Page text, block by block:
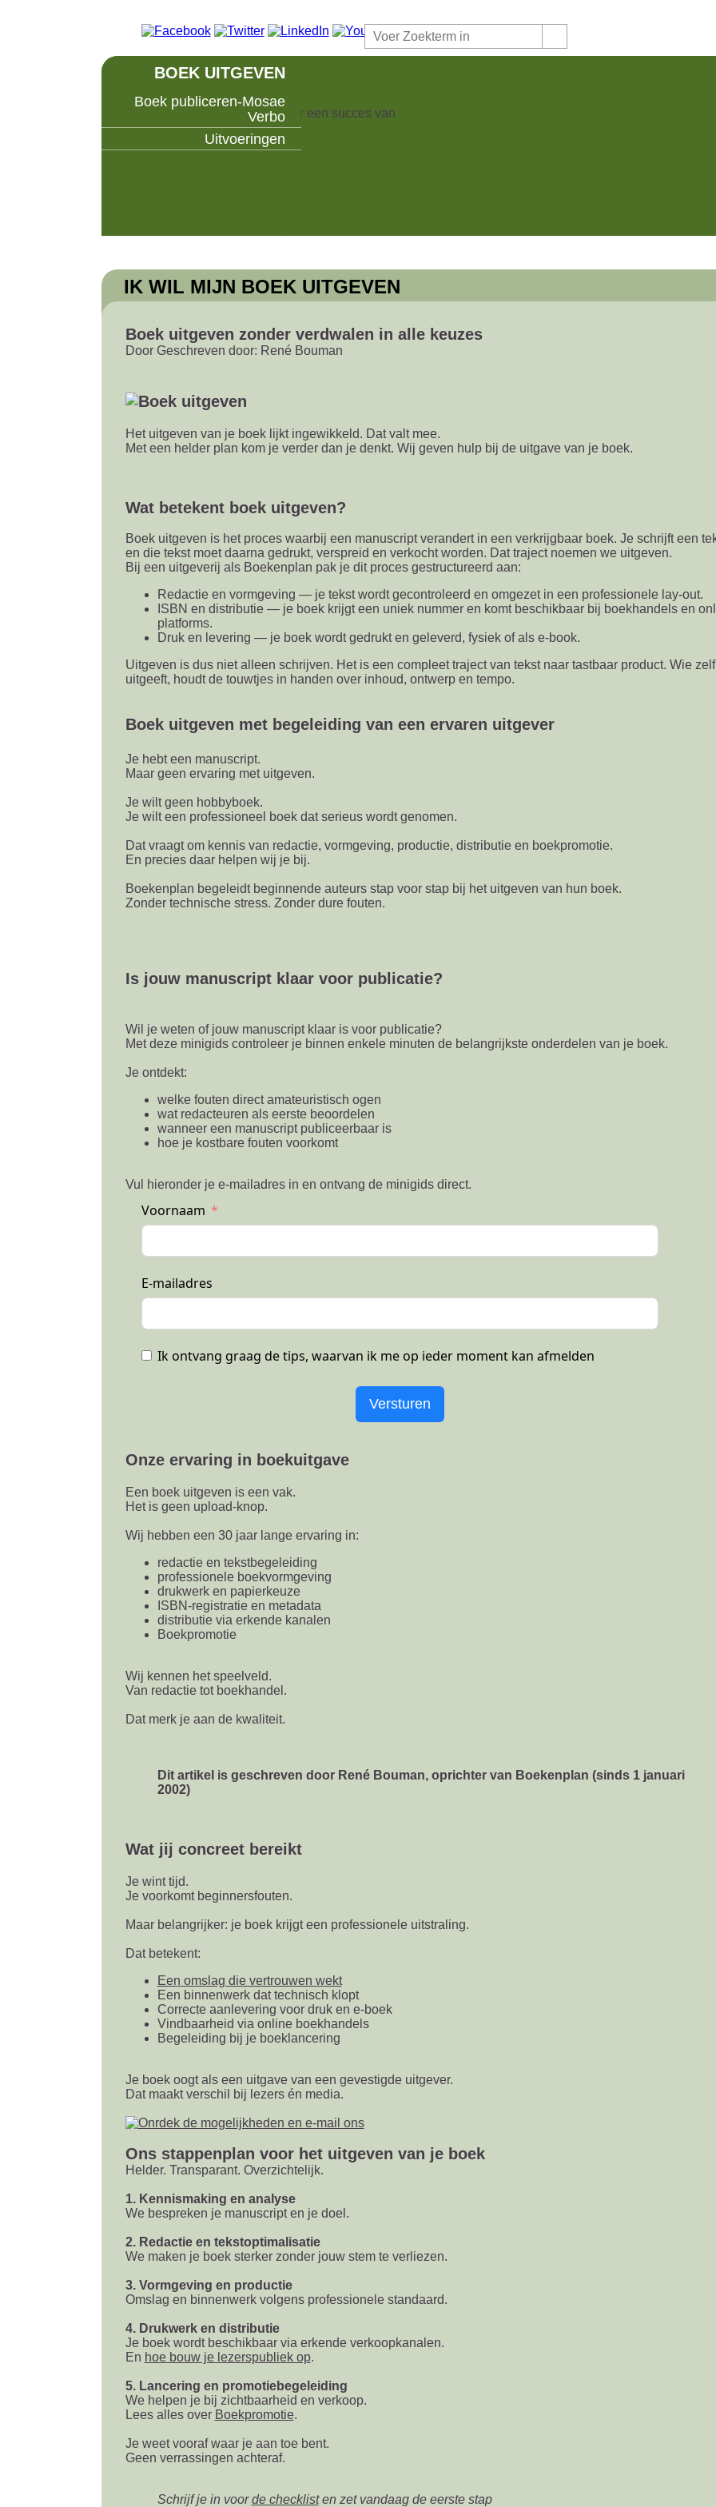
BOEK UITGEVEN
Boek publiceren-Mosae
Verbo
Uitvoeringen
Boek uitgeven, samen maken we er een succes van
IK WIL MIJN BOEK UITGEVEN
Boek uitgeven zonder verdwalen in alle keuzes
Door Geschreven door: René Bouman
Het uitgeven van je boek lijkt ingewikkeld. Dat valt mee.
Met een helder plan kom je verder dan je denkt. Wij geven hulp bij de uitgave van je boek.
Wat betekent boek uitgeven?
Boek uitgeven is het proces waarbij een manuscript verandert in een verkrijgbaar boek. Je schrijft een
en die tekst moet daarna gedrukt, verspreid en verkocht worden. Dat traject noemen we uitgeven.
Bij een uitgeverij als Boekenplan pak je dit proces gestructureerd aan:
Redactie en vormgeving — je tekst wordt gecontroleerd en omgezet in een professionele lay-out.
ISBN en distributie — je boek krijgt een uniek nummer en komt beschikbaar bij boekhandels en
platforms.
Druk en levering — je boek wordt gedrukt en geleverd, fysiek of als e-book.
Uitgeven is dus niet alleen schrijven. Het is een compleet traject van tekst naar tastbaar product. Wie zelf
uitgeeft, houdt de touwtjes in handen over inhoud, ontwerp en tempo.
Boek uitgeven met begeleiding van een ervaren uitgever
Je hebt een manuscript.
Maar geen ervaring met uitgeven.
Je wilt geen hobbyboek.
Je wilt een professioneel boek dat serieus wordt genomen.
Dat vraagt om kennis van redactie, vormgeving, productie, distributie en boekpromotie.
En precies daar helpen wij je bij.
Boekenplan begeleidt beginnende auteurs stap voor stap bij het uitgeven van hun boek.
Zonder technische stress. Zonder dure fouten.
Is jouw manuscript klaar voor publicatie?
Wil je weten of jouw manuscript klaar is voor publicatie?
Met deze minigids controleer je binnen enkele minuten de belangrijkste onderdelen van je boek.
Je ontdekt:
welke fouten direct amateuristisch ogen
wat redacteuren als eerste beoordelen
wanneer een manuscript publiceerbaar is
hoe je kostbare fouten voorkomt
Vul hieronder je e-mailadres in en ontvang de minigids direct.
Onze ervaring in boekuitgave
Een boek uitgeven is een vak.
Het is geen upload-knop.
Wij hebben een 30 jaar lange ervaring in:
redactie en tekstbegeleiding
professionele boekvormgeving
drukwerk en papierkeuze
ISBN-registratie en metadata
distributie via erkende kanalen
Boekpromotie
Wij kennen het speelveld.
Van redactie tot boekhandel.
Dat merk je aan de kwaliteit.
Dit artikel is geschreven door René Bouman, oprichter van Boekenplan (sinds 1 januari
2002)
Wat jij concreet bereikt
Je wint tijd.
Je voorkomt beginnersfouten.
Maar belangrijker: je boek krijgt een professionele uitstraling.
Dat betekent:
Een omslag die vertrouwen wekt
Een binnenwerk dat technisch klopt
Correcte aanlevering voor druk en e-boek
Vindbaarheid via online boekhandels
Begeleiding bij je boeklancering
Je boek oogt als een uitgave van een gevestigde uitgever.
Dat maakt verschil bij lezers én media.
Ons stappenplan voor het uitgeven van je boek
Helder. Transparant. Overzichtelijk.
1. Kennismaking en analyse
We bespreken je manuscript en je doel.
2. Redactie en tekstoptimalisatie
We maken je boek sterker zonder jouw stem te verliezen.
3. Vormgeving en productie
Omslag en binnenwerk volgens professionele standaard.
4. Drukwerk en distributie
Je boek wordt beschikbaar via erkende verkoopkanalen.
En hoe bouw je lezerspubliek op.
5. Lancering en promotiebegeleiding
We helpen je bij zichtbaarheid en verkoop.
Lees alles over Boekpromotie.
Je weet vooraf waar je aan toe bent.
Geen verrassingen achteraf.
Schrijf je in voorde checklisten zet vandaag de eerste stap
Wat kom jij hier
- Verkrijgbaar bij